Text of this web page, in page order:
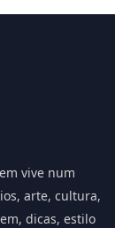
vive num
arte, cultura,
dicas, estilo